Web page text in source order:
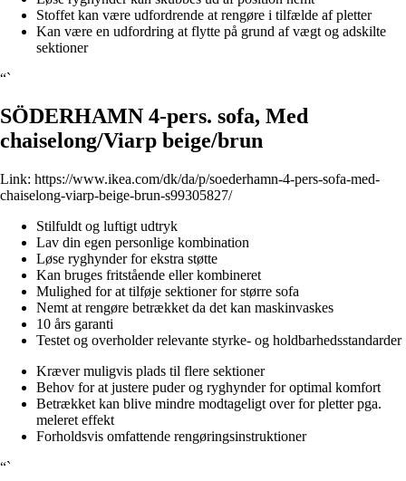
Stoffet kan være udfordrende at rengøre i tilfælde af pletter
Kan være en udfordring at flytte på grund af vægt og adskilte
sektioner
“`
SÖDERHAMN 4-pers. sofa, Med
chaiselong/Viarp beige/brun
Link: https://www.ikea.com/dk/da/p/soederhamn-4-pers-sofa-med-
chaiselong-viarp-beige-brun-s99305827/
Stilfuldt og luftigt udtryk
Lav din egen personlige kombination
Løse ryghynder for ekstra støtte
Kan bruges fritstående eller kombineret
Mulighed for at tilføje sektioner for større sofa
Nemt at rengøre betrækket da det kan maskinvaskes
10 års garanti
Testet og overholder relevante styrke- og holdbarhedsstandarder
Kræver muligvis plads til flere sektioner
Behov for at justere puder og ryghynder for optimal komfort
Betrækket kan blive mindre modtageligt over for pletter pga.
meleret effekt
Forholdsvis omfattende rengøringsinstruktioner
“`